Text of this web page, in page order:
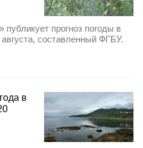
публикует прогноз погоды в
составленный ФГБУ.
в